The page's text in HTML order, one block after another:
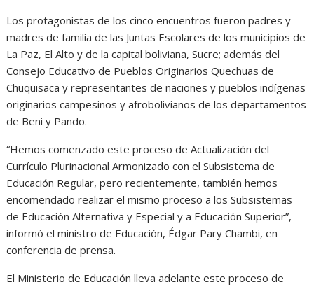
Los protagonistas de los cinco encuentros fueron padres y
madres de familia de las Juntas Escolares de los municipios de
La Paz, El Alto y de la capital boliviana, Sucre; además del
Consejo Educativo de Pueblos Originarios Quechuas de
Chuquisaca y representantes de naciones y pueblos indígenas
originarios campesinos y afrobolivianos de los departamentos
de Beni y Pando.
“Hemos comenzado este proceso de Actualización del
Currículo Plurinacional Armonizado con el Subsistema de
Educación Regular, pero recientemente, también hemos
encomendado realizar el mismo proceso a los Subsistemas
de Educación Alternativa y Especial y a Educación Superior”,
informó el ministro de Educación, Édgar Pary Chambi, en
conferencia de prensa.
El Ministerio de Educación lleva adelante este proceso de